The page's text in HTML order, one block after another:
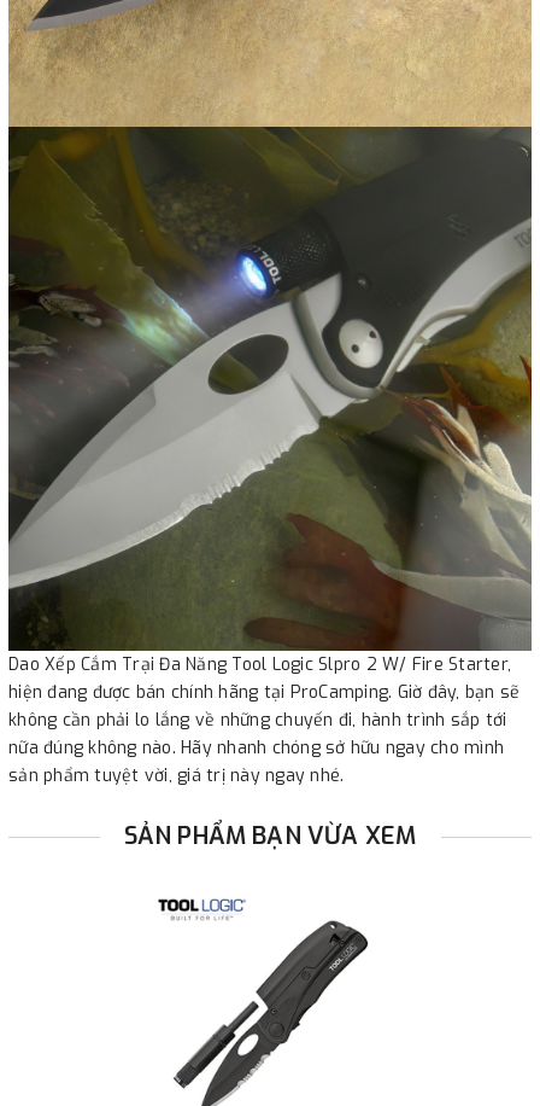
Dao Xếp Cắm Trại Đa Năng Tool Logic Slpro 2 W/ Fire Starter,
hiện đang được bán chính hãng tại ProCamping. Giờ đây, bạn sẽ
không cần phải lo lắng về những chuyến đi, hành trình sắp tới
nữa đúng không nào. Hãy nhanh chóng sở hữu ngay cho mình
sản phẩm tuyệt vời, giá trị này ngay nhé.
SẢN PHẨM BẠN VỪA XEM